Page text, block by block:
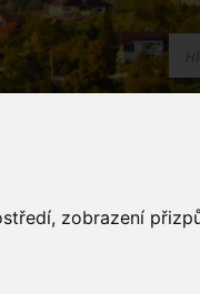
zobrazení